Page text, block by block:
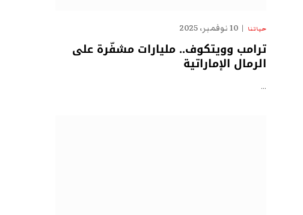
حياتنا 10 نوفمبر، 2025
ترامب وويتكوف.. مليارات مشفّرة على
الرمال الإماراتية
…